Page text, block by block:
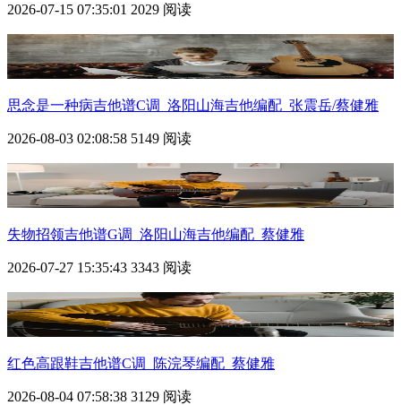
2026-07-15 07:35:01 2029 阅读
思念是一种病吉他谱C调_洛阳山海吉他编配_张震岳/蔡健雅
2026-08-03 02:08:58 5149 阅读
失物招领吉他谱G调_洛阳山海吉他编配_蔡健雅
2026-07-27 15:35:43 3343 阅读
红色高跟鞋吉他谱C调_陈浣琴编配_蔡健雅
2026-08-04 07:58:38 3129 阅读